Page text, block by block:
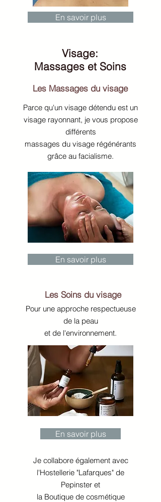
En savoir plus
Visage:
Massages et Soins
Les Massages du visage
Parce qu'un visage détendu est un
visage rayonnant, je vous propose
différents
massages du visage régénérants
grâce au facialisme.
En savoir plus
Les Soins du visage
Pour une approche respectueuse
de la peau
et de l'environnement.
En savoir plus
Je collabore également avec
l'Hostellerie "Lafarques" de
Pepinster et
la Boutique de cosmétique